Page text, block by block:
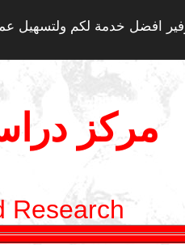
افضل خدمة لكم ولتسهيل
مركز
Research